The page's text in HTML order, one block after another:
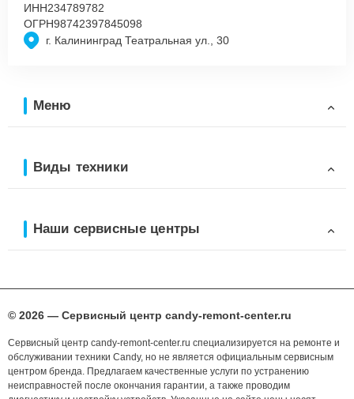
г. Калининград Театральная ул., 30
ИНН234789782
ОГРН98742397845098
Меню
Виды техники
Наши сервисные центры
© 2026 — Сервисный центр candy-remont-center.ru
Сервисный центр candy-remont-center.ru специализируется на ремонте и
обслуживании техники Candy, но не является официальным сервисным
центром бренда. Предлагаем качественные услуги по устранению
неисправностей после окончания гарантии, а также проводим